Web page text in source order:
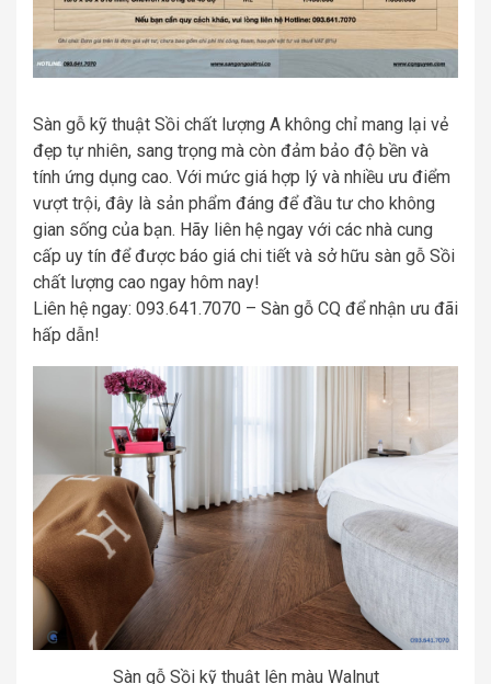
Sàn gỗ kỹ thuật Sồi chất lượng A không chỉ mang lại vẻ
đẹp tự nhiên, sang trọng mà còn đảm bảo độ bền và
tính ứng dụng cao. Với mức giá hợp lý và nhiều ưu điểm
vượt trội, đây là sản phẩm đáng để đầu tư cho không
gian sống của bạn. Hãy liên hệ ngay với các nhà cung
cấp uy tín để được báo giá chi tiết và sở hữu sàn gỗ Sồi
chất lượng cao ngay hôm nay!
Liên hệ ngay: 093.641.7070 – Sàn gỗ CQ để nhận ưu đãi
hấp dẫn!
Sàn gỗ Sồi kỹ thuật lên màu Walnut